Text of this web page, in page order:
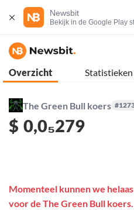
Newsbit
Bekijk in de Google Play
Overzicht Statistieken
The Green Bull koers
$ 0,0₅279
Momenteel kunnen we
voor de The Green Bull